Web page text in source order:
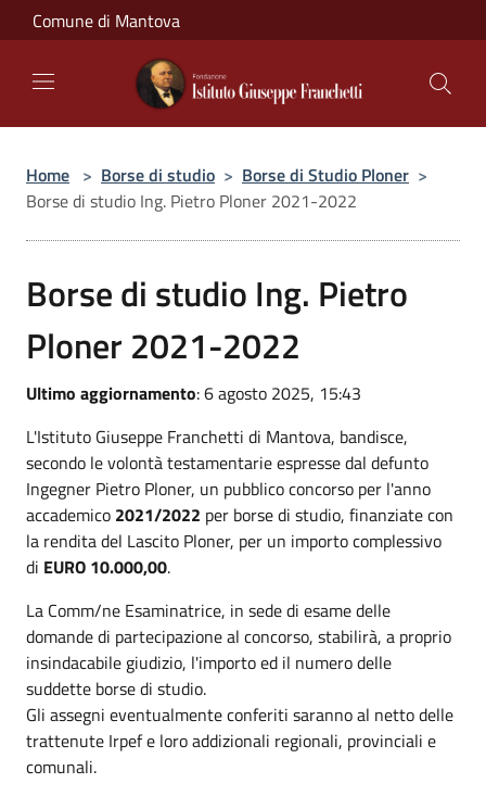
Salta al contenuto principale
Comune di Mantova
Home > Borse di studio > Borse di Studio Ploner >
Borse di studio Ing. Pietro Ploner 2021-2022
Borse di studio Ing. Pietro
Ploner 2021-2022
Ultimo aggiornamento: 6 agosto 2025, 15:43
L'Istituto Giuseppe Franchetti di Mantova, bandisce,
secondo le volontà testamentarie espresse dal defunto
Ingegner Pietro Ploner, un pubblico concorso per l'anno
accademico 2021/2022 per borse di studio, finanziate con
la rendita del Lascito Ploner, per un importo complessivo
di EURO 10.000,00.
La Comm/ne Esaminatrice, in sede di esame delle
domande di partecipazione al concorso, stabilirà, a proprio
insindacabile giudizio, l'importo ed il numero delle
suddette borse di studio.
Gli assegni eventualmente conferiti saranno al netto delle
trattenute Irpef e loro addizionali regionali, provinciali e
comunali.